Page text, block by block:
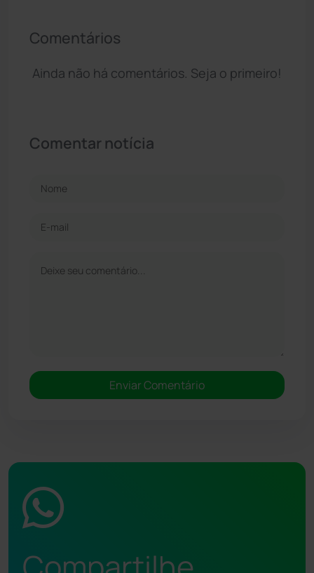
Comentários
Ainda não há comentários. Seja o primeiro!
Comentar notícia